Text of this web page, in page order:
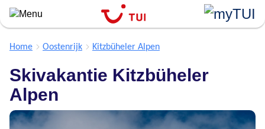
Overslaan
naar
algemene
inhoud
gaan
Home Oostenrijk Kitzbüheler Alpen
Skivakantie Kitzbüheler
Alpen